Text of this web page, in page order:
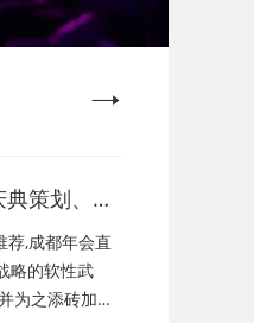
策划、成
划公司、
会节目表
策划，年
荐,成都年会直
略的软性武
为之添砖加